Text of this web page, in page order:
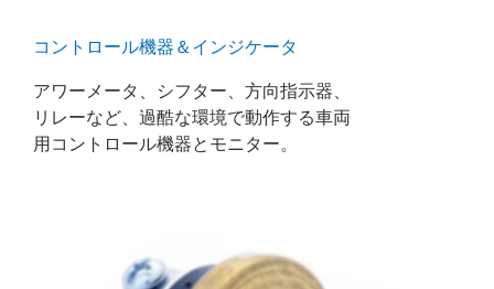
コントロール機器＆インジケータ
アワーメータ、シフター、方向指示器、
リレーなど、過酷な環境で動作する車両
用コントロール機器とモニター。